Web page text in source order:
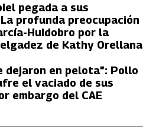
pegada a sus
profunda preocupación
Huidobro por la
de Kathy Orellana
dejaron en pelota”: Pollo
el vaciado de sus
embargo del CAE